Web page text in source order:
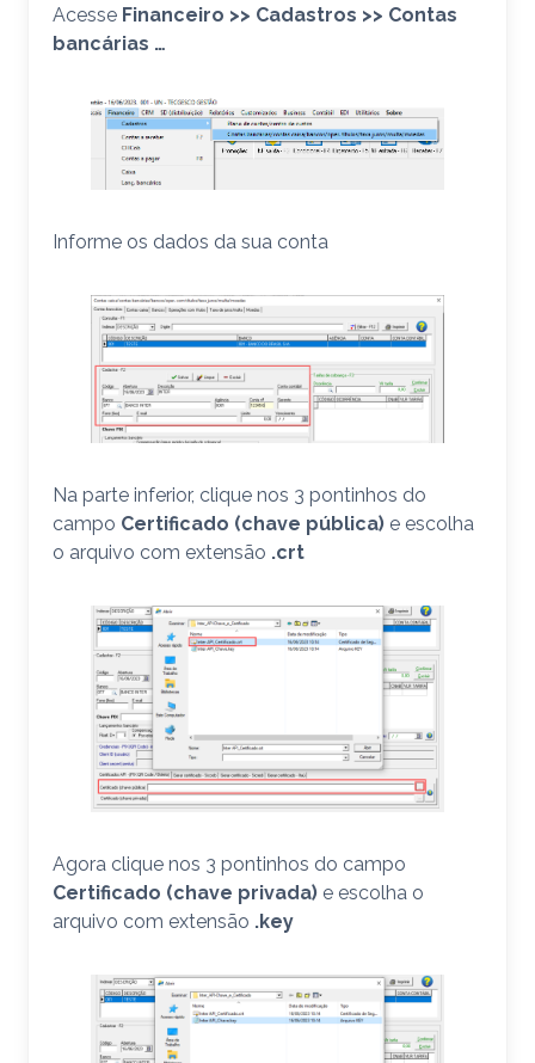
Acesse Financeiro >> Cadastros >> Contas
bancárias …
Informe os dados da sua conta
Na parte inferior, clique nos 3 pontinhos do
campo Certificado (chave pública) e escolha
o arquivo com extensão .crt
Agora clique nos 3 pontinhos do campo
Certificado (chave privada) e escolha o
arquivo com extensão .key